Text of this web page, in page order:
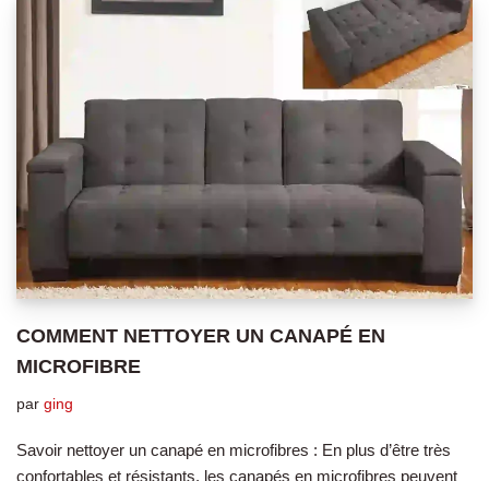
COMMENT NETTOYER UN CANAPÉ EN
MICROFIBRE
par ging
Savoir nettoyer un canapé en microfibres : En plus d’être très
confortables et résistants, les canapés en microfibres peuvent